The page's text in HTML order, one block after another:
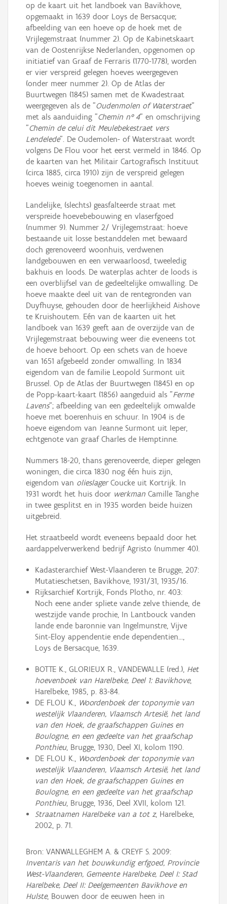
op de kaart uit het landboek van Bavikhove,
opgemaakt in 1639 door Loys de Bersacque;
afbeelding van een hoeve op de hoek met de
Vrijlegemstraat (nummer 2). Op de Kabinetskaart
van de Oostenrijkse Nederlanden, opgenomen op
initiatief van Graaf de Ferraris (1770-1778), worden
er vier verspreid gelegen hoeves weergegeven
(onder meer nummer 2). Op de Atlas der
Buurtwegen (1845) samen met de Kwadestraat
weergegeven als de "Oudenmolen of Waterstraet"
met als aanduiding "Chemin n° 4" en omschrijving
"Chemin de celui dit Meulebekestraet vers
Lendelede". De Oudemolen- of Waterstraat wordt
volgens De Flou voor het eerst vermeld in 1846. Op
de kaarten van het Militair Cartografisch Instituut
(circa 1885, circa 1910) zijn de verspreid gelegen
hoeves weinig toegenomen in aantal.
Landelijke, (slechts) geasfalteerde straat met
verspreide hoevebebouwing en vlaserfgoed
(nummer 9). Nummer 2/ Vrijlegemstraat: hoeve
bestaande uit losse bestanddelen met bewaard
doch gerenoveerd woonhuis, verdwenen
landgebouwen en een verwaarloosd, tweeledig
bakhuis en loods. De waterplas achter de loods is
een overblijfsel van de gedeeltelijke omwalling. De
hoeve maakte deel uit van de rentegronden van
Duyfhuyse, gehouden door de heerlijkheid Aishove
te Kruishoutem. Eén van de kaarten uit het
landboek van 1639 geeft aan de overzijde van de
Vrijlegemstraat bebouwing weer die eveneens tot
de hoeve behoort. Op een schets van de hoeve
van 1651 afgebeeld zonder omwalling. In 1834
eigendom van de familie Leopold Surmont uit
Brussel. Op de Atlas der Buurtwegen (1845) en op
de Popp-kaart-kaart (1856) aangeduid als "Ferme
Lavens"; afbeelding van een gedeeltelijk omwalde
hoeve met boerenhuis en schuur. In 1904 is de
hoeve eigendom van Jeanne Surmont uit Ieper,
echtgenote van graaf Charles de Hemptinne.
Nummers 18-20, thans gerenoveerde, dieper gelegen
woningen, die circa 1830 nog één huis zijn,
eigendom van olieslagerCoucke uit Kortrijk. In
1931 wordt het huis door werkman Camille Tanghe
in twee gesplitst en in 1935 worden beide huizen
uitgebreid.
Het straatbeeld wordt eveneens bepaald door het
aardappelverwerkend bedrijf Agristo (nummer 40).
Kadasterarchief West-Vlaanderen te Brugge, 207:
Mutatieschetsen, Bavikhove, 1931/31, 1935/16.
Rijksarchief Kortrijk, Fonds Plotho, nr. 403:
Noch eene ander spliete vande zelve thiende, de
westzijde vande prochie, In Lantbouck vanden
lande ende baronnie van Ingelmunstre, Vijve
Sint-Eloy appendentie ende dependentien...,
Loys de Bersacque, 1639.
BOTTE K., GLORIEUX R., VANDEWALLE (red.), Het
hoevenboek van Harelbeke, Deel 1: Bavikhove,
Harelbeke, 1985, p. 83-84.
DE FLOU K., Woordenboek der toponymie van
westelijk Vlaanderen, Vlaamsch Artesië, het land
van den Hoek, de graafschappen Guines en
Boulogne, en een gedeelte van het graafschap
Ponthieu, Brugge, 1930, Deel XI, kolom 1190.
DE FLOU K., Woordenboek der toponymie van
westelijk Vlaanderen, Vlaamsch Artesië, het land
van den Hoek, de graafschappen Guines en
Boulogne, en een gedeelte van het graafschap
Ponthieu, Brugge, 1936, Deel XVII, kolom 121.
Straatnamen Harelbeke van a tot z, Harelbeke,
2002, p. 71.
Bron: VANWALLEGHEM A. & CREYF S. 2009:
Inventaris van het bouwkundig erfgoed, Provincie
West-Vlaanderen, Gemeente Harelbeke, Deel I: Stad
Harelbeke, Deel II: Deelgemeenten Bavikhove en
Hulste, Bouwen door de eeuwen heen in